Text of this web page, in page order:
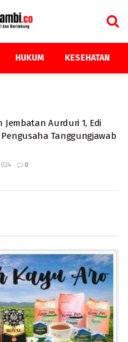
HUKUM KESEHATAN
Jembatan Aurduri 1, Edi
Tanggungjawab
0